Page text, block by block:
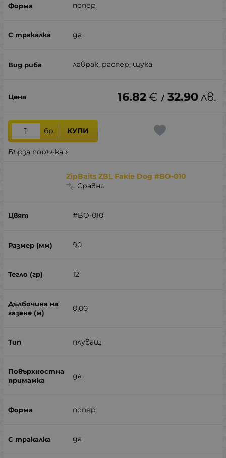
попер
да
лаврак, распер, щука
16.82€ / 32.90лв.
бр. КУПИ
Бърза поръчка
ZipBaits ZBL Fakie Dog #BO-010
Сравни
#BO-010
90
12
0.00
плуващ
да
попер
да